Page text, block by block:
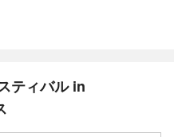
ティバル in